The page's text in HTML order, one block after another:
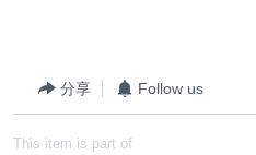
分享 Follow us
This item is part of